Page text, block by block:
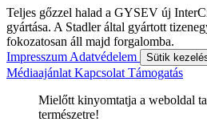
Teljes gőzzel halad a GYSEV új
gyártása. A Stadler által gyártott
fokozatosan áll majd forgalomba.
Impresszum Adatvédelem Sütik
Médiaajánlat Kapcsolat Támogatás
Mielőtt kinyomtatja a weboldal
természetre!